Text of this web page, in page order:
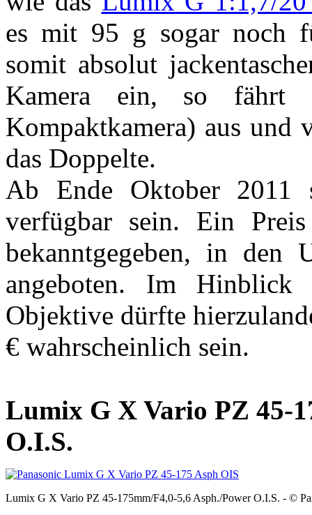
es mit 95 g sogar noch
somit absolut
Kamera ein, so fährt
Kompaktkamera) aus und
das Doppelte.
Ab Ende Oktober 2011
verfügbar sein. Ein
bekanntgegeben, in
angeboten. Im Hinblick
Objektive dürfte
€ wahrscheinlich sein.
Lumix G X Vario PZ 45-
O.I.S.
Lumix G X Vario PZ 45-175mm/F4,0-5,6 Asph./Power O.I.S. - ©